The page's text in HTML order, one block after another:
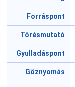
Forráspont
Törésmutató
Gyulladáspont
Gőznyomás